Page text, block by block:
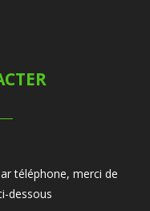
téléphone, merci de
dessous